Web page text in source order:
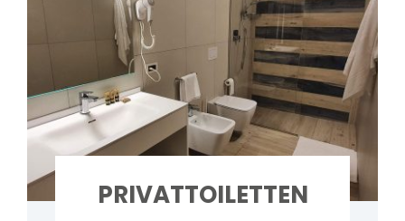
PRIVATTOILETTEN